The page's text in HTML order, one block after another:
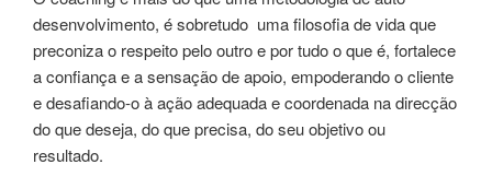
desenvolvimento, é sobretudo uma filosofia de vida que
preconiza o respeito pelo outro e por tudo o que é, fortalece
a confiança e a sensação de apoio, empoderando o cliente
e desafiando-o à ação adequada e coordenada na direcção
do que deseja, do que precisa, do seu objetivo ou
resultado.